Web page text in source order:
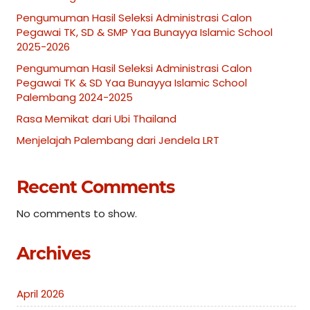
Pengumuman Hasil Seleksi Administrasi Calon
Pegawai TK, SD & SMP Yaa Bunayya Islamic School
2025-2026
Pengumuman Hasil Seleksi Administrasi Calon
Pegawai TK & SD Yaa Bunayya Islamic School
Palembang 2024-2025
Rasa Memikat dari Ubi Thailand
Menjelajah Palembang dari Jendela LRT
Recent Comments
No comments to show.
Archives
April 2026